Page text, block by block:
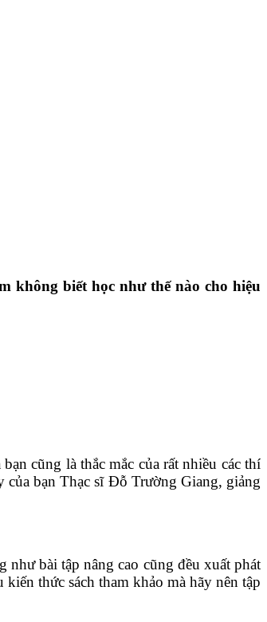
không biết học như thế nào cho hiệu
cũng là thắc mắc của rất nhiều các thí
bạn Thạc sĩ Đỗ Trường Giang, giảng
bài tập nâng cao cũng đều xuất phát
thức sách tham khảo mà hãy nên tập